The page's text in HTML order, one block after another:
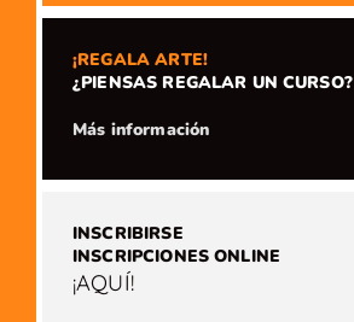
¡REGALA ARTE!
¿PIENSAS REGALAR UN CURSO?
​Más información
INSCRIBIRSE
INSCRIPCIONES ONLINE
¡AQUÍ!